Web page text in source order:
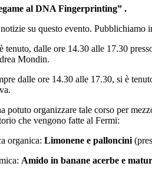
al DNA Fingerprinting” .
su questo evento. Pubblichiamo
tenuto, dalle ore 14.30 alle 17.30
Mondin.
dalle ore 14.30 alle 17.30, si è
di Padova.
potuto organizzare tale corso per
che vengono fatte al Fermi:
Limonene e palloncini
Amido in banane acerbe e